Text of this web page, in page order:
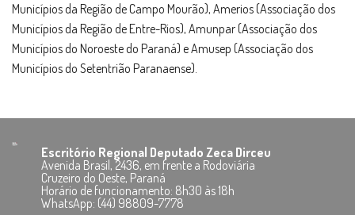
Municípios da Região de Campo Mourão), Amerios (Associação dos
Municípios da Região de Entre-Rios), Amunpar (Associação dos
Municípios do Noroeste do Paraná) e Amusep (Associação dos
Municípios do Setentrião Paranaense).
Escritório Regional Deputado Zeca Dirceu
Avenida Brasil, 2436, em frente a Rodoviária
Cruzeiro do Oeste, Paraná
Horário de funcionamento: 8h30 às 18h
WhatsApp: (44) 98809-7778